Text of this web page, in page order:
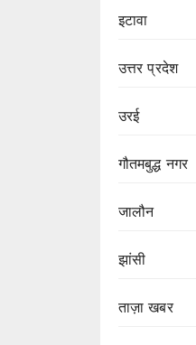
इटावा
उत्तर प्रदेश
उरई
गौतमबुद्ध नगर
जालौन
झांसी
ताज़ा खबर